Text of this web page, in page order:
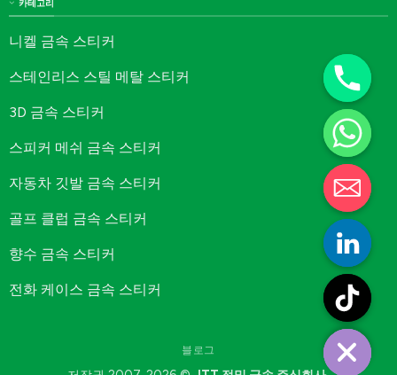
카테고리
니켈 금속 스티커
스테인리스 스틸 메탈 스티커
3D 금속 스티커
스피커 메쉬 금속 스티커
자동차 깃발 금속 스티커
골프 클럽 금속 스티커
향수 금속 스티커
전화 케이스 금속 스티커
블로그